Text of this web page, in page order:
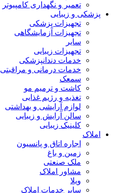
تعمیر و نگهداری کامپیوتر
پزشکی و زیبایی
تجهیزات پزشکی
تجهیزات آزمایشگاهی
سایر
تجهیزات زیبایی
خدمات دندانپزشکی
خدمات درمانی و مراقبتی
سمعک
کاشت و ترمیم مو
تغذیه و رژیم غذایی
لوازم آرایشی و بهداشتی
سالن آرایش و زیبایی
کلینیک زیبایی
املاک
اجاره اتاق و پانسیون
زمین و باغ
ملک صنعتی
مشاور املاک
ویلا
سایر خدمات املاک